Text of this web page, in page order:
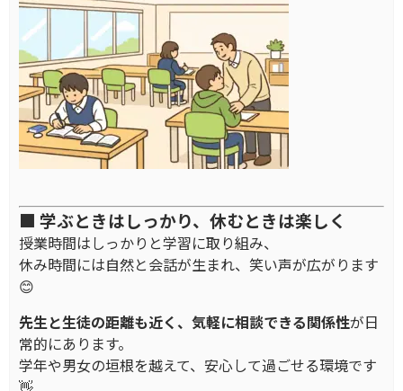
■ 学ぶときはしっかり、休むときは楽しく
授業時間はしっかりと学習に取り組み、
休み時間には自然と会話が生まれ、笑い声が広がります
😊
先生と生徒の距離も近く、気軽に相談できる関係性が日
常的にあります。
学年や男女の垣根を越えて、安心して過ごせる環境です
👋